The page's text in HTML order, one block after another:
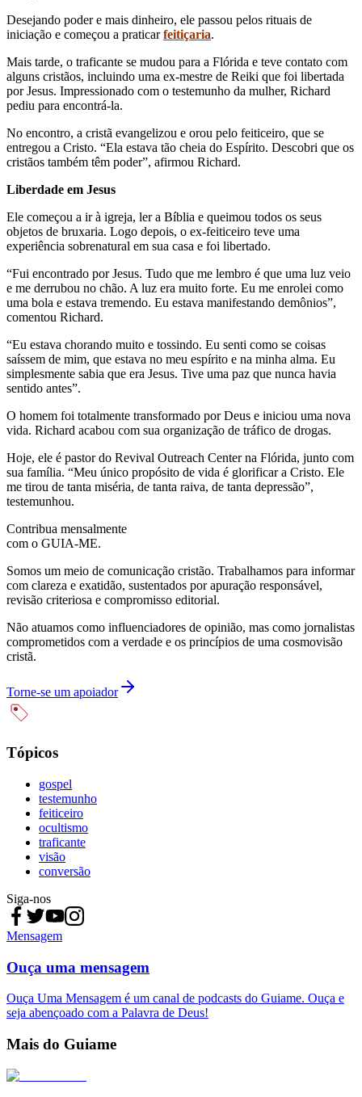
Desejando poder e mais dinheiro, ele passou pelos rituais de
iniciação e começou a praticarfeitiçaria.
Mais tarde, o traficante se mudou para a Flórida e teve contato com
alguns cristãos, incluindo uma ex-mestre de Reiki que foi libertada
por Jesus. Impressionado com o testemunho da mulher, Richard
pediu para encontrá-la.
No encontro, a cristã evangelizou e orou pelo feiticeiro, que se
entregou a Cristo. “Ela estava tão cheia do Espírito. Descobri que os
cristãos também têm poder”, afirmou Richard.
Liberdade em Jesus
Ele começou a ir à igreja, ler a Bíblia e queimou todos os seus
objetos de bruxaria. Logo depois, o ex-feiticeiro teve uma
experiência sobrenatural em sua casa e foi libertado.
“Fui encontrado por Jesus. Tudo que me lembro é que uma luz veio
e me derrubou no chão. A luz era muito forte. Eu me enrolei como
uma bola e estava tremendo. Eu estava manifestando demônios”,
comentou Richard.
“Eu estava chorando muito e tossindo. Eu senti como se coisas
saíssem de mim, que estava no meu espírito e na minha alma. Eu
simplesmente sabia que era Jesus. Tive uma paz que nunca havia
sentido antes”.
O homem foi totalmente transformado por Deus e iniciou uma nova
vida. Richard acabou com sua organização de tráfico de drogas.
Hoje, ele é pastor do Revival Outreach Center na Flórida, junto com
sua família. “Meu único propósito de vida é glorificar a Cristo. Ele
me tirou de tanta miséria, de tanta raiva, de tanta depressão”,
testemunhou.
Contribua mensalmente
com o GUIA-ME.
Somos um meio de comunicação cristão. Trabalhamos para informar
com clareza e exatidão, sustentados por apuração responsável,
revisão criteriosa e compromisso editorial.
Não atuamos como influenciadores de opinião, mas como jornalistas
comprometidos com a verdade e os princípios de uma cosmovisão
cristã.
Torne-se um apoiador
Tópicos
gospel
testemunho
feiticeiro
ocultismo
traficante
visão
conversão
Siga-nos
Mensagem
Ouça uma mensagem
Ouça Uma Mensagem é um canal de podcasts do Guiame. Ouça e
seja abençoado com a Palavra de Deus!
Mais do Guiame